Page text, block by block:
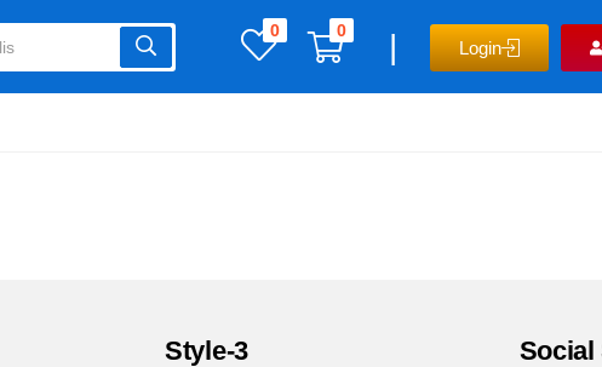
0 0 | Login
Style-3 Social